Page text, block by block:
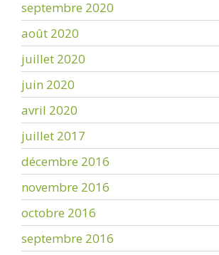
septembre 2020
août 2020
juillet 2020
juin 2020
avril 2020
juillet 2017
décembre 2016
novembre 2016
octobre 2016
septembre 2016